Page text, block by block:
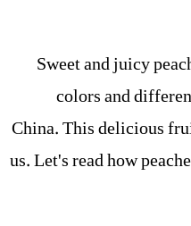
Sweet and juicy
colors and
China. This delicious
us. Let's read how